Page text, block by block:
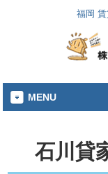
福岡
MENU
石川貸